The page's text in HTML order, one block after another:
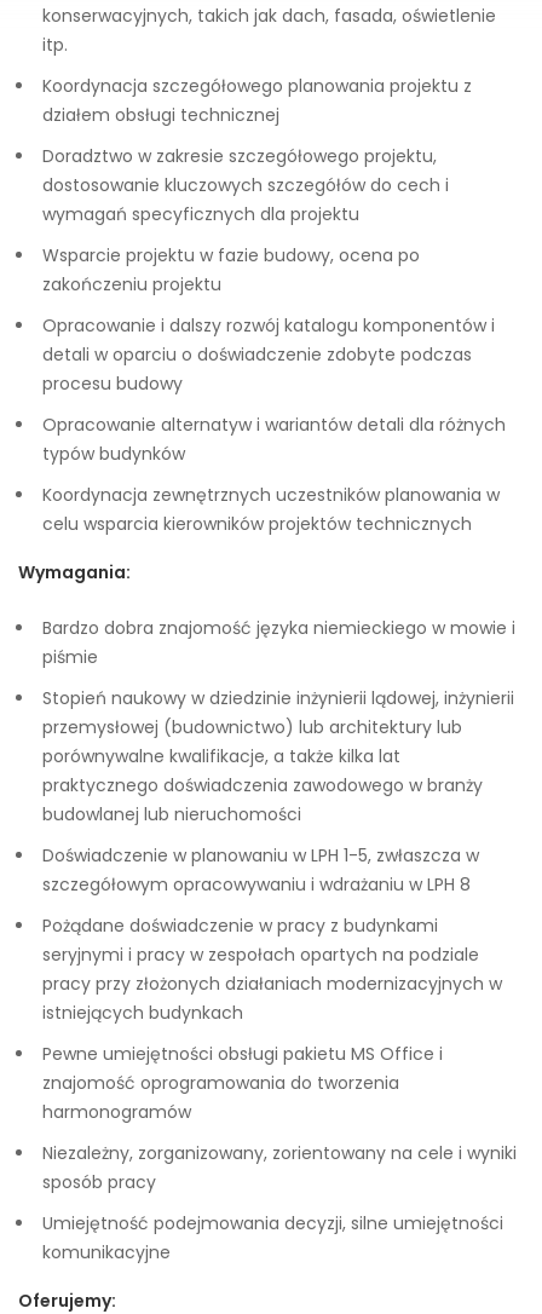
konserwacyjnych, takich jak dach, fasada, oświetlenie
itp.
Koordynacja szczegółowego planowania projektu z
działem obsługi technicznej
Doradztwo w zakresie szczegółowego projektu,
dostosowanie kluczowych szczegółów do cech i
wymagań specyficznych dla projektu
Wsparcie projektu w fazie budowy, ocena po
zakończeniu projektu
Opracowanie i dalszy rozwój katalogu komponentów i
detali w oparciu o doświadczenie zdobyte podczas
procesu budowy
Opracowanie alternatyw i wariantów detali dla różnych
typów budynków
Koordynacja zewnętrznych uczestników planowania w
celu wsparcia kierowników projektów technicznych
Wymagania:
Bardzo dobra znajomość języka niemieckiego w mowie i
piśmie
Stopień naukowy w dziedzinie inżynierii lądowej, inżynierii
przemysłowej (budownictwo) lub architektury lub
porównywalne kwalifikacje, a także kilka lat
praktycznego doświadczenia zawodowego w branży
budowlanej lub nieruchomości
Doświadczenie w planowaniu w LPH 1-5, zwłaszcza w
szczegółowym opracowywaniu i wdrażaniu w LPH 8
Pożądane doświadczenie w pracy z budynkami
seryjnymi i pracy w zespołach opartych na podziale
pracy przy złożonych działaniach modernizacyjnych w
istniejących budynkach
Pewne umiejętności obsługi pakietu MS Office i
znajomość oprogramowania do tworzenia
harmonogramów
Niezależny, zorganizowany, zorientowany na cele i wyniki
sposób pracy
Umiejętność podejmowania decyzji, silne umiejętności
komunikacyjne
Oferujemy: